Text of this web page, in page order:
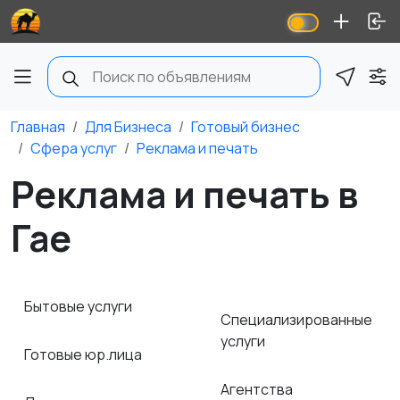
Главная Для Бизнеса
Готовый бизнес
Сфера услуг
Реклама и печать
Реклама и печать в
Гае
Бытовые услуги
Готовые юр.лица
Специализированные
услуги
Агентства